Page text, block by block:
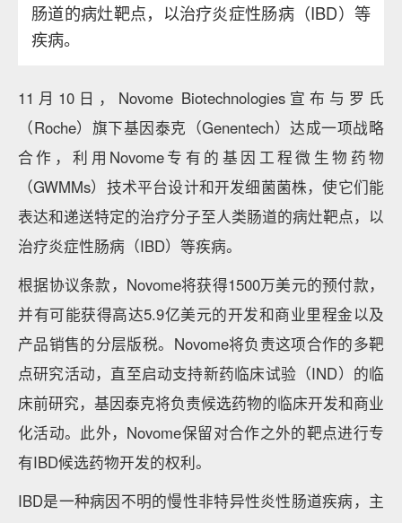
肠道的病灶靶点，以治疗炎症性肠病（IBD）等
疾病。
11月10日，Novome Biotechnologies宣布与罗氏
（Roche）旗下基因泰克（Genentech）达成一项战略
合作，利用Novome专有的基因工程微生物药物
（GWMMs）技术平台设计和开发细菌菌株，使它们能
表达和递送特定的治疗分子至人类肠道的病灶靶点，以
治疗炎症性肠病（IBD）等疾病。
根据协议条款，Novome将获得1500万美元的预付款，
并有可能获得高达5.9亿美元的开发和商业里程金以及
产品销售的分层版税。Novome将负责这项合作的多靶
点研究活动，直至启动支持新药临床试验（IND）的临
床前研究，基因泰克将负责候选药物的临床开发和商业
化活动。此外，Novome保留对合作之外的靶点进行专
有IBD候选药物开发的权利。
IBD是一种病因不明的慢性非特异性炎性肠道疾病，主